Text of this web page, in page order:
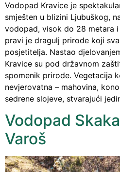
Vodopad Kravice je
smješten u blizini Ljubuškog,
vodopad, visok do 28 metara
pravi je dragulj prirode koji
posjetitelja. Nastao
Kravice su pod državnom
spomenik prirode. Vegetacija
nevjerovatna – mahovina,
sedrene slojeve, stvarajući
Vodopad
Varoš